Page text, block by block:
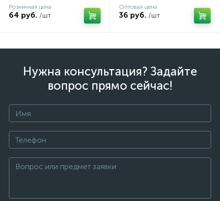
Розничная цена
64 руб. /шт
Оптовая цена
36 руб. /шт
Нужна консультация? Задайте
вопрос прямо сейчас!